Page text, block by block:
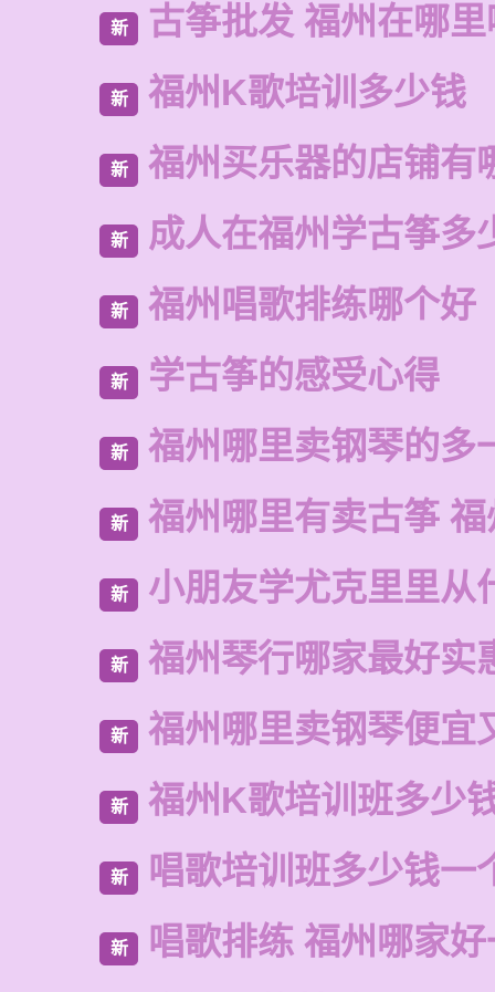
新 古筝批发 福州在哪
新 福州K歌培训多少钱
新 福州买乐器的店铺有
新 成人在福州学古筝多
新 福州唱歌排练哪个好
新 学古筝的感受心得
新 福州哪里卖钢琴的多
新 福州哪里有卖古筝
新 小朋友学尤克里里从
新 福州琴行哪家最好实
新 福州哪里卖钢琴便宜
新 福州K歌培训班多少
新 唱歌培训班多少钱一
新 唱歌排练 福州哪家